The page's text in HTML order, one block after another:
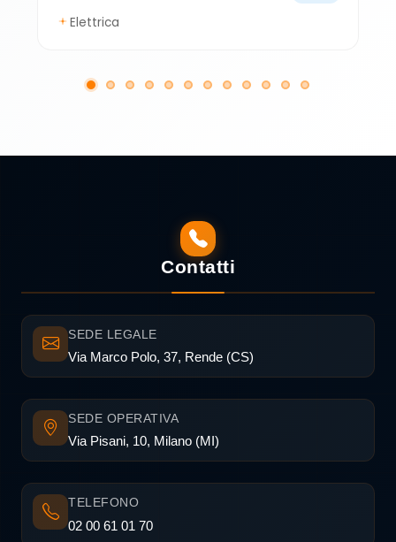
Elettrica
Contatti
SEDE LEGALE
Via Marco Polo, 37, Rende (CS)
SEDE OPERATIVA
Via Pisani, 10, Milano (MI)
TELEFONO
02 00 61 01 70